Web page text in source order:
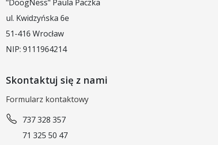
"DoogNess" Paula Paczka
ul. Kwidzyńska 6e
51-416 Wrocław
NIP: 9111964214
Skontaktuj się z nami
Formularz kontaktowy
737 328 357
71 325 50 47